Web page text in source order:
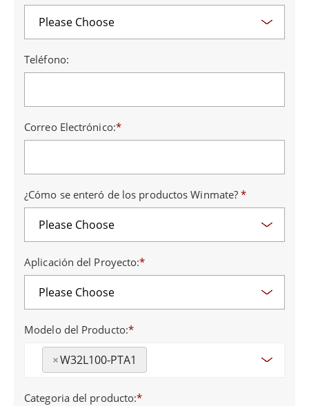
Teléfono:
Correo Electrónico:*
¿Cómo se enteró de los productos Winmate?*
Aplicación del Proyecto:*
Modelo del Producto:*
×W32L100-PTA1
Categoria del producto:*